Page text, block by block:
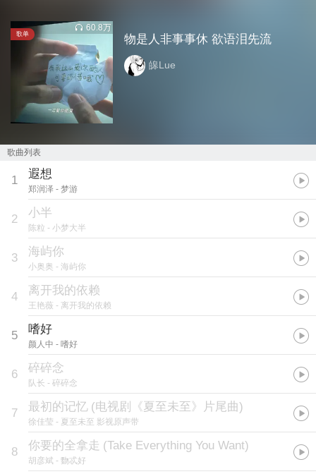
歌单
60.8万
物是人非事事休 欲语泪先流
皞Lue
歌曲列表
1 遐想
郑润泽 - 梦游
2 小半
陈粒 - 小梦大半
3 海屿你
小奥奥 - 海屿你
4 离开我的依赖
王艳薇 - 离开我的依赖
5 嗜好
颜人中 - 嗜好
6 碎碎念
队长 - 碎碎念
7 最初的记忆 (电视剧《夏至未至》片尾曲)
徐佳莹 - 夏至未至 影视原声带
8 你要的全拿走 (Take Everything You Want)
胡彦斌 - 覅忒好